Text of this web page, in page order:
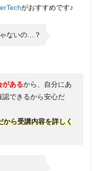
がおすすめです♪
ないの…？
があるから、自分にあ
認できるから安心だ
から受講内容を詳しく